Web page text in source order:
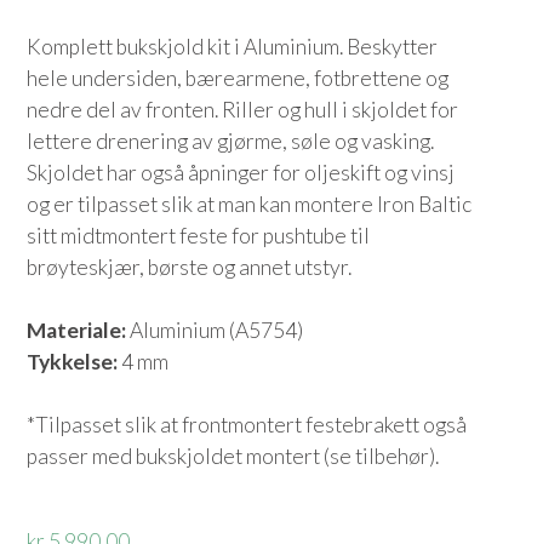
Komplett bukskjold kit i Aluminium. Beskytter
hele undersiden, bærearmene, fotbrettene og
nedre del av fronten. Riller og hull i skjoldet for
lettere drenering av gjørme, søle og vasking.
Skjoldet har også åpninger for oljeskift og vinsj
og er tilpasset slik at man kan montere Iron Baltic
sitt midtmontert feste for pushtube til
brøyteskjær, børste og annet utstyr.
Materiale:Aluminium (A5754)
Tykkelse:4 mm
*Tilpasset slik at frontmontert festebrakett også
passer med bukskjoldet montert (se tilbehør).